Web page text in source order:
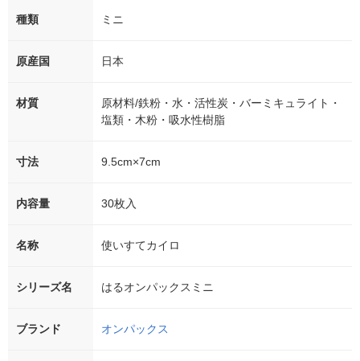
種類 ミニ
原産国 日本
材質
原材料/鉄粉・水・活性炭・バーミキュライト・
塩類・木粉・吸水性樹脂
寸法 9.5cm×7cm
内容量 30枚入
名称 使いすてカイロ
シリーズ名 はるオンパックスミニ
ブランド オンパックス